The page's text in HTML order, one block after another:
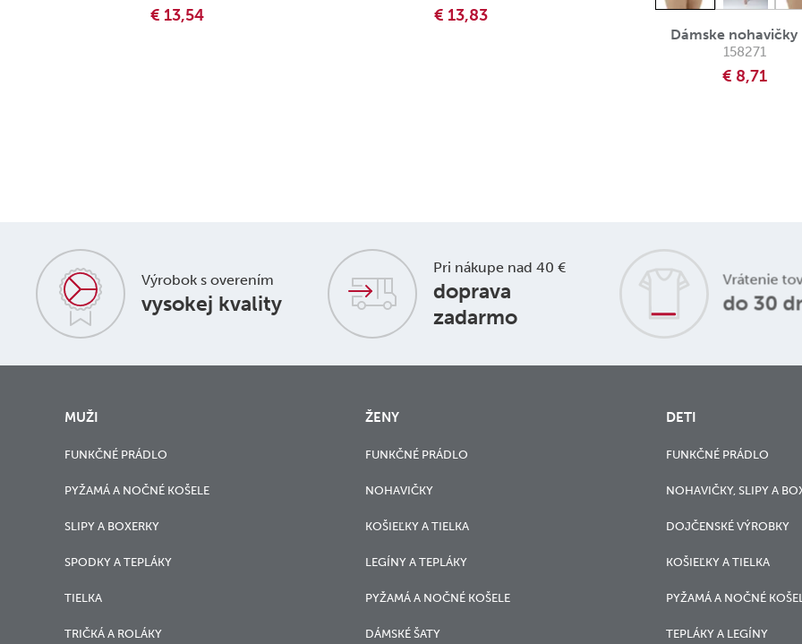
€ 13,54 € 13,83
Dámske nohavičky
158271
€ 8,71
Výrobok s overením
vysokej kvality
Pri nákupe nad 40 €
doprava
zadarmo
Vrátenie
do 30
MUŽI
FUNKČNÉ PRÁDLO
PYŽAMÁ A NOČNÉ KOŠELE
SLIPY A BOXERKY
SPODKY A TEPLÁKY
TIELKA
TRIČKÁ A ROLÁKY
ŽENY
FUNKČNÉ PRÁDLO
NOHAVIČKY
KOŠIEĽKY A TIELKA
LEGÍNY A TEPLÁKY
PYŽAMÁ A NOČNÉ KOŠELE
DÁMSKÉ ŠATY
DETI
FUNKČNÉ PRÁDLO
NOHAVIČKY, SLIPY A
DOJČENSKÉ VÝROBKY
KOŠIEĽKY A TIELKA
PYŽAMÁ A NOČNÉ
TEPLÁKY A LEGÍNY